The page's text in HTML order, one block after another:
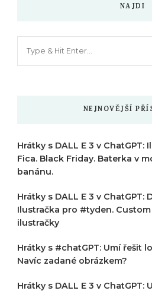
NAJDI
NEJNOVĚJŠÍ
Hrátky s DALL E 3 v
Fica. Black Friday. Baterka v
banánu.
Hrátky s DALL E 3 v ChatGPT:
Ilustračka pro #tyden. Custom
ilustračky
Hrátky s #chatGPT: Umí řešit
Navíc zadané obrázkem?
Hrátky s DALL E 3 v ChatGPT: